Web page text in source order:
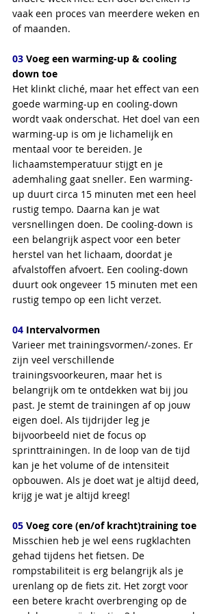
vaak een proces van meerdere weken en
of maanden.
03 Voeg een warming-up & cooling
down toe
Het klinkt cliché, maar het effect van een
goede warming-up en cooling-down
wordt vaak onderschat. Het doel van een
warming-up is om je lichamelijk en
mentaal voor te bereiden. Je
lichaamstemperatuur stijgt en je
ademhaling gaat sneller. Een warming-
up duurt circa 15 minuten met een heel
rustig tempo. Daarna kan je wat
versnellingen doen. De cooling-down is
een belangrijk aspect voor een beter
herstel van het lichaam, doordat je
afvalstoffen afvoert. Een cooling-down
duurt ook ongeveer 15 minuten met een
rustig tempo op een licht verzet.
04 Intervalvormen
Varieer met trainingsvormen/-zones. Er
zijn veel verschillende
trainingsvoorkeuren, maar het is
belangrijk om te ontdekken wat bij jou
past. Je stemt de trainingen af op jouw
eigen doel. Als tijdrijder leg je
bijvoorbeeld niet de focus op
sprinttrainingen. In de loop van de tijd
kan je het volume of de intensiteit
opbouwen. Als je doet wat je altijd deed,
krijg je wat je altijd kreeg!
05 Voeg core (en/of kracht)training toe
Misschien heb je wel eens rugklachten
gehad tijdens het fietsen. De
rompstabiliteit is erg belangrijk als je
urenlang op de fiets zit. Het zorgt voor
een betere kracht overbrenging op de